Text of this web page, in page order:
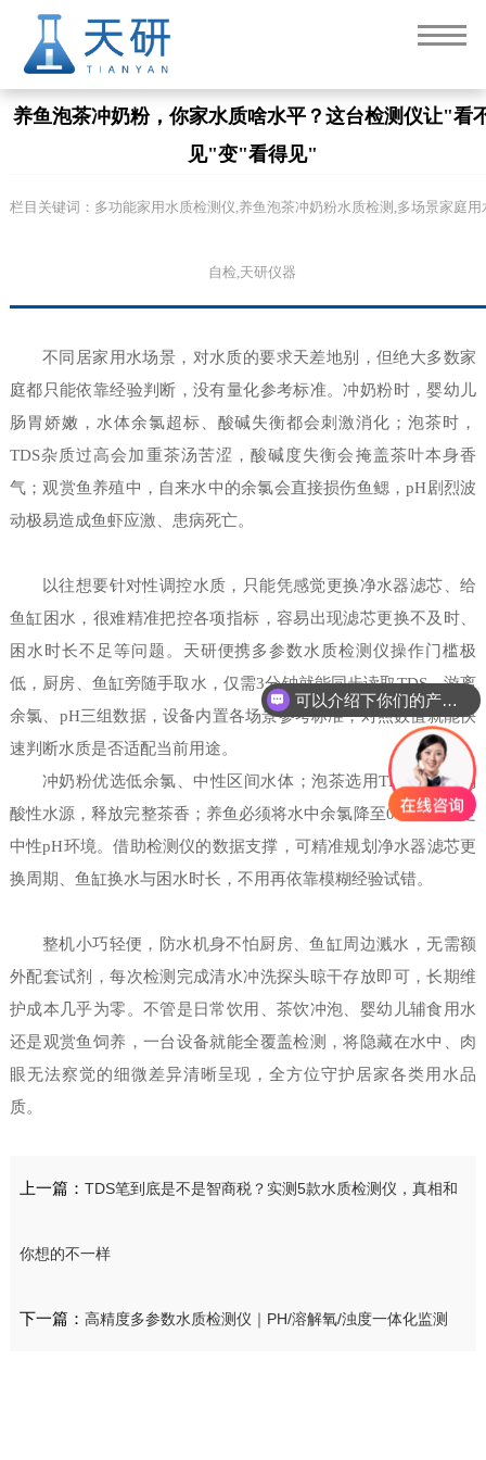
养鱼泡茶冲奶粉，你家水质啥水平？这台检测仪让"看
见"变"看得见"
栏目关键词：多功能家用水质检测仪,养鱼泡茶冲奶粉水质检测,多场景家庭用
自检,天研仪器
不同居家用水场景，对水质的要求天差地别，但绝大多数家
庭都只能依靠经验判断，没有量化参考标准。冲奶粉时，婴幼儿
肠胃娇嫩，水体余氯超标、酸碱失衡都会刺激消化；泡茶时，
TDS杂质过高会加重茶汤苦涩，酸碱度失衡会掩盖茶叶本身香
气；观赏鱼养殖中，自来水中的余氯会直接损伤鱼鳃，pH剧烈波
动极易造成鱼虾应激、患病死亡。
以往想要针对性调控水质，只能凭感觉更换净水器滤芯、给
鱼缸困水，很难精准把控各项指标，容易出现滤芯更换不及时、
困水时长不足等问题。天研便携多参数水质检测仪操作门槛极
低，厨房、鱼缸旁随手取水，仅需3分钟就能同步读取TDS、游离
余氯、pH三组数据，设备内置各场景参考标准，对照数值就能快
速判断水质是否适配当前用途。
冲奶粉优选低余氯、中性区间水体；泡茶选用TDS适中、弱
酸性水源，释放完整茶香；养鱼必须将水中余氯降至0，维持稳定
中性pH环境。借助检测仪的数据支撑，可精准规划净水器滤芯更
换周期、鱼缸换水与困水时长，不用再依靠模糊经验试错。
整机小巧轻便，防水机身不怕厨房、鱼缸周边溅水，无需额
外配套试剂，每次检测完成清水冲洗探头晾干存放即可，长期维
护成本几乎为零。不管是日常饮用、茶饮冲泡、婴幼儿辅食用水
还是观赏鱼饲养，一台设备就能全覆盖检测，将隐藏在水中、肉
眼无法察觉的细微差异清晰呈现，全方位守护居家各类用水品
质。
上一篇： TDS笔到底是不是智商税？实测5款水质检测仪，真相和
你想的不一样
下一篇： 高精度多参数水质检测仪｜PH/溶解氧/浊度一体化监测
可以介绍下你们的产品么